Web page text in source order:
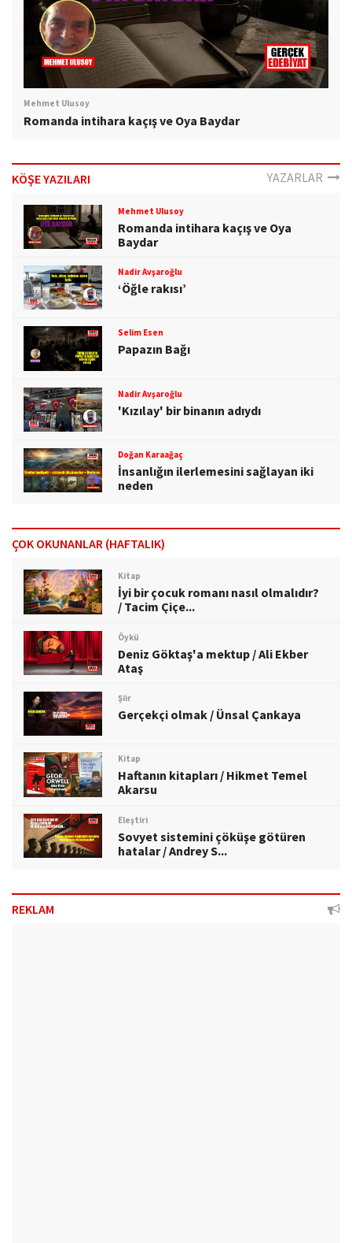
Mehmet Ulusoy
Romanda intihara kaçış ve Oya Baydar
KÖŞE YAZILARI YAZARLAR
Mehmet Ulusoy
Romanda intihara kaçış ve Oya
Baydar
Nadir Avşaroğlu
‘Öğle rakısı’
Selim Esen
Papazın Bağı
Nadir Avşaroğlu
'Kızılay' bir binanın adıydı
Doğan Karaağaç
İnsanlığın ilerlemesini sağlayan iki
neden
ÇOK OKUNANLAR (HAFTALIK)
Kitap
İyi bir çocuk romanı nasıl olmalıdır?
/ Tacim Çiçe...
Öykü
Deniz Göktaş'a mektup / Ali Ekber
Ataş
Şiir
Gerçekçi olmak / Ünsal Çankaya
Kitap
Haftanın kitapları / Hikmet Temel
Akarsu
Eleştiri
Sovyet sistemini çöküşe götüren
hatalar / Andrey S...
REKLAM